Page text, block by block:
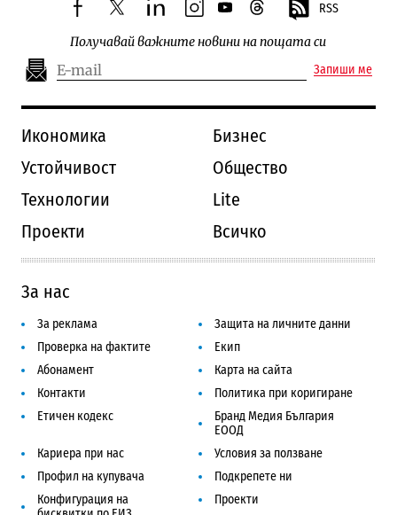
facebooktwitterlinkedininstagram
youtubethreads RSS
Получавай важните новини на пощата си
Запиши ме
Икономика
Бизнес
Устойчивост
Общество
Технологии
Lite
Проекти
Всичко
За нас
За реклама
Защита на личните данни
Проверка на фактите
Екип
Абонамент
Карта на сайта
Контакти
Политика при коригиране
Етичен кодекс
Бранд Медия България
ЕООД
Кариера при нас
Условия за ползване
Профил на купувача
Подкрепете ни
Конфигурация на
Проекти